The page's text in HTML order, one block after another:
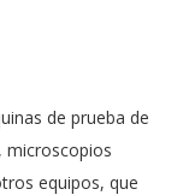
de prueba de
microscopios
equipos, que